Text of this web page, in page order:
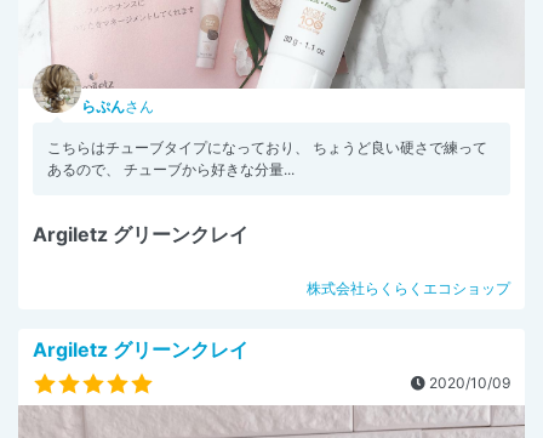
らぷんさん
こちらはチューブタイプになっており、 ちょうど良い硬さで練って
あるので、 チューブから好きな分量...
Argiletz グリーンクレイ
株式会社らくらくエコショップ
Argiletz グリーンクレイ
2020/10/09